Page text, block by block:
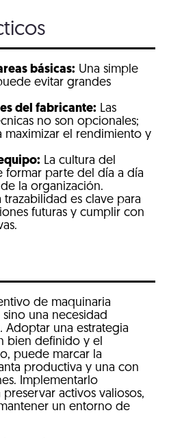
básicas: Una simple
evitar grandes
del fabricante: Las
no son opcionales;
maximizar el rendimiento y
La cultura del
formar parte del día a día
la organización.
trazabilidad es clave para
futuras y cumplir con
de maquinaria
una necesidad
Adoptar una estrategia
bien definido y el
puede marcar la
productiva y una con
Implementarlo
activos valiosos,
un entorno de